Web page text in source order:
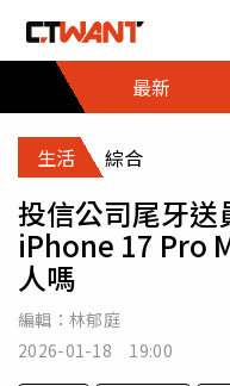
最新
生活 綜合
投信公司尾牙送
iPhone 17 Pro
人嗎
編輯： 林郁庭
2026-01-18 19:00